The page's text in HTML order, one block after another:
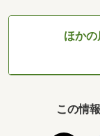
ほかの
この情